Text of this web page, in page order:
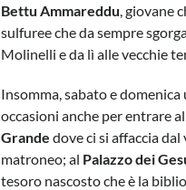
Bettu Ammareddu , giovane
sulfuree che da sempre
Molinelli e da lì alle vecchie
Insomma, sabato e
occasioni anche per entrare
Grande dove ci si affaccia
matroneo; al Palazzo dei
tesoro nascosto che è la